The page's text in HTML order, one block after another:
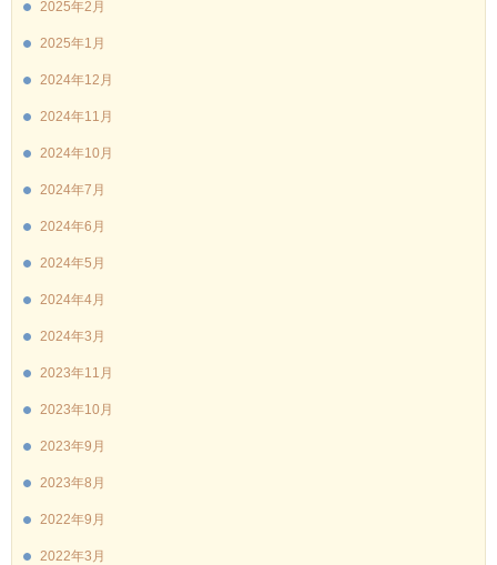
2025年2月
2025年1月
2024年12月
2024年11月
2024年10月
2024年7月
2024年6月
2024年5月
2024年4月
2024年3月
2023年11月
2023年10月
2023年9月
2023年8月
2022年9月
2022年3月